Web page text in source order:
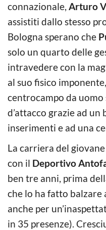
connazionale, Arturo
assistiti dallo stesso
Bologna sperano che
solo un quarto delle
intravedere con la
al suo fisico
centrocampo da uomo
d’attacco grazie ad
inserimenti e ad una
La carriera del
con il Deportivo
ben tre anni, prima
che lo ha fatto balzare
anche per
in 35 presenze).